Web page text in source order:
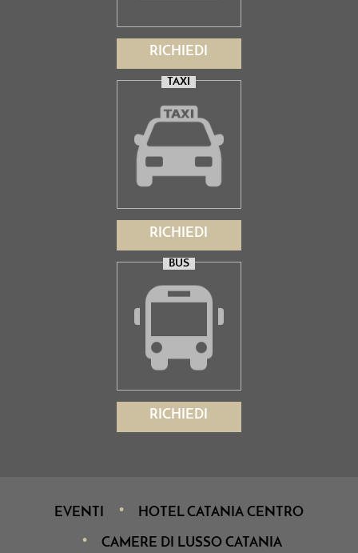
RICHIEDI
TAXI
RICHIEDI
BUS
RICHIEDI
EVENTI HOTEL CATANIA CENTRO
CAMERE DI LUSSO CATANIA